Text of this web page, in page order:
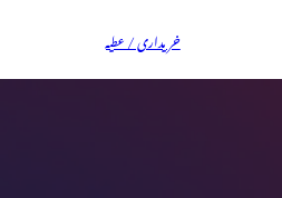
خریداری / عطیہ